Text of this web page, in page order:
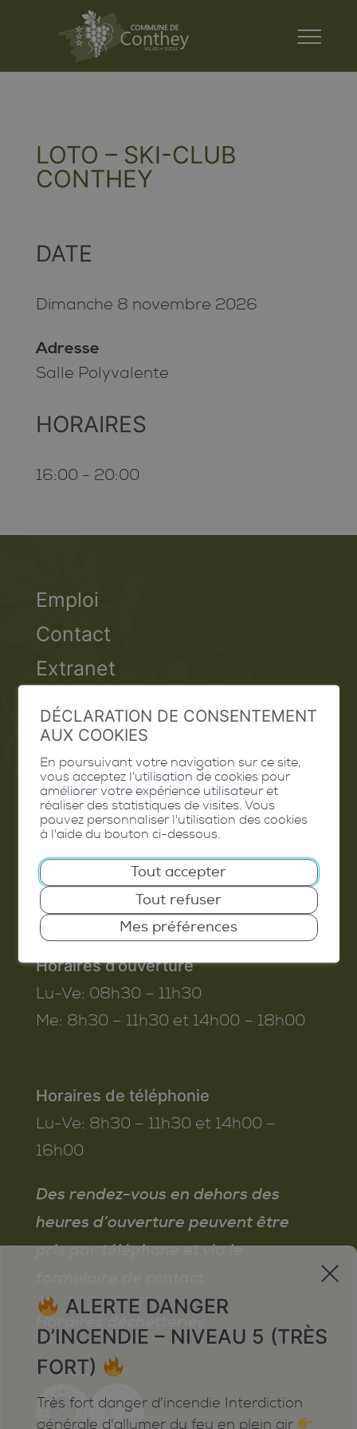
LOTO – SKI-CLUB
CONTHEY
DATE
Dimanche 8 novembre 2026
Adresse
Salle Polyvalente
HORAIRES
16:00 - 20:00
Emploi
Contact
Extranet
Valais Excellence
Commune de Conthey
Route de Savoie 54
1975 St-Séverin
T. 027 345 45 45
info@conthey.ch
Horaires d’ouverture
Lu-Ve: 08h30 – 11h30
Me: 8h30 – 11h30 et 14h00 – 18h00
Horaires de téléphonie
Lu-Ve: 8h30 – 11h30 et 14h00 –
16h00
Des rendez-vous en dehors des
heures d’ouverture peuvent être
pris par téléphone et via le
Horaires déchetteries
x
ALERTE DANGER
D’INCENDIE – NIVEAU 5 (TRÈS
FORT)
Très fort danger d'incendie Interdiction
générale d'allumer du feu en plein air
DÉCLARATION DE CONSENTEMENT
AUX COOKIES
En poursuivant votre navigation sur ce site,
vous acceptez l'utilisation de cookies pour
améliorer votre expérience utilisateur et
réaliser des statistiques de visites. Vous
pouvez personnaliser l'utilisation des cookies
à l'aide du bouton ci-dessous.
Tout accepter
Tout refuser
Mes préférences